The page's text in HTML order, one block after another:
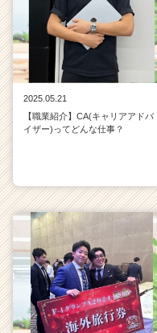
2025.05.21
【職業紹介】CA(キャリアアドバ
イザー)ってどんな仕事？